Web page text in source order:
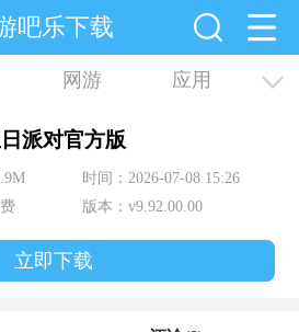
吧乐下载
网游 应用
派对官方版
时间：2026-07-08 15:26
版本：v9.92.00.00
立即下载